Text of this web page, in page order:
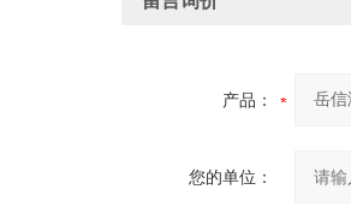
产品：
您的单位：